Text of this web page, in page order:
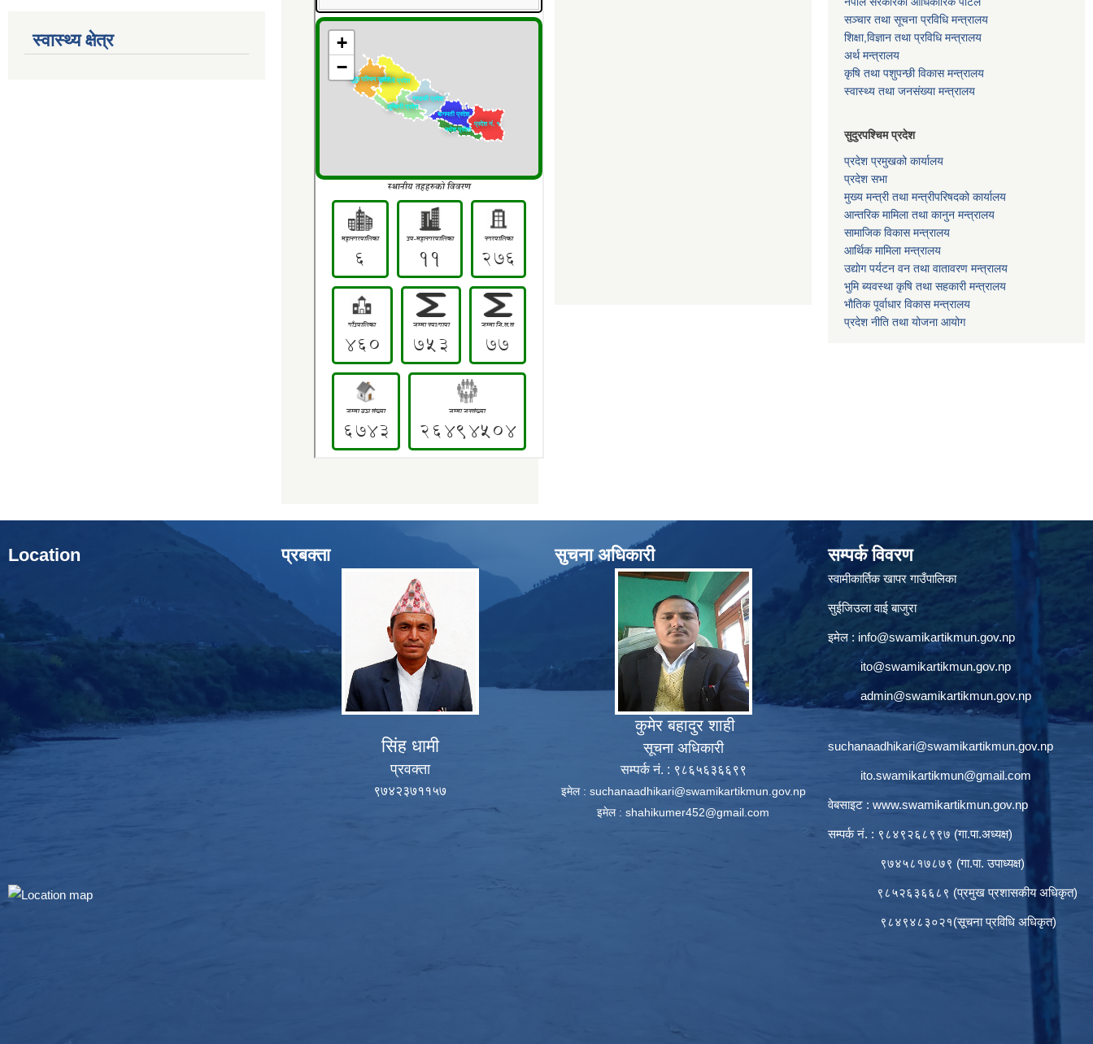
स्वास्थ्य क्षेत्र
सञ्‍चार तथा सूचना प्रविधि मन्त्रालय
शिक्षा,विज्ञान तथा प्रविधि मन्त्रालय
अर्थ मन्त्रालय
कृषि तथा पशुपन्छी विकास मन्त्रालय
स्वास्थ्य तथा जनसंख्या मन्त्रालय
सुदुरपश्चिम प्रदेश
प्रदेश प्रमुखको कार्यालय
प्रदेश सभा
मुख्य मन्त्री तथा मन्त्रीपरिषदको कार्यालय
आन्तरिक मामिला तथा कानुन मन्त्रालय
सामाजिक विकास मन्त्रालय
आर्थिक मामिला मन्त्रालय
उद्याेग पर्यटन वन तथा वातावरण मन्त्रालय
भुमि ब्यवस्था कृषि तथा सहकारी मन्त्रालय
भाैतिक पूर्वाधार विकास मन्त्रालय
प्रदेश नीति तथा योजना आयोग
Location प्रबक्ता
सिंह धामी
प्रवक्ता
९७४२३७११५७
सुचना अधिकारी
कुमेर बहादुर शाही
सूचना अधिकारी
सम्पर्क नं. : ९८६५६३६६९९
इमेल : suchanaadhikari@swamikartikmun.gov.np
इमेल : shahikumer452@gmail.com
सम्पर्क विवरण
स्वामीकार्तिक खापर गाउँपालिका
सुईजिउला वाई बाजुरा
इमेल : info@swamikartikmun.gov.np
ito@swamikartikmun.gov.np
admin@swamikartikmun.gov.np
suchanaadhikari@swamikartikmun.gov.np
ito.swamikartikmun@gmail.com
वेबसाइट : www.swamikartikmun.gov.np
सम्पर्क नं. : ९८४९२६८९९७ (गा.पा.अध्यक्ष)
९७४५८१७८७९ (गा.पा. उपाध्यक्ष)
९८५२६३६६८९ (प्रमुख प्रशासकीय अधिकृत)
९८४९४८३०२१(सूचना प्रविधि अधिकृत)